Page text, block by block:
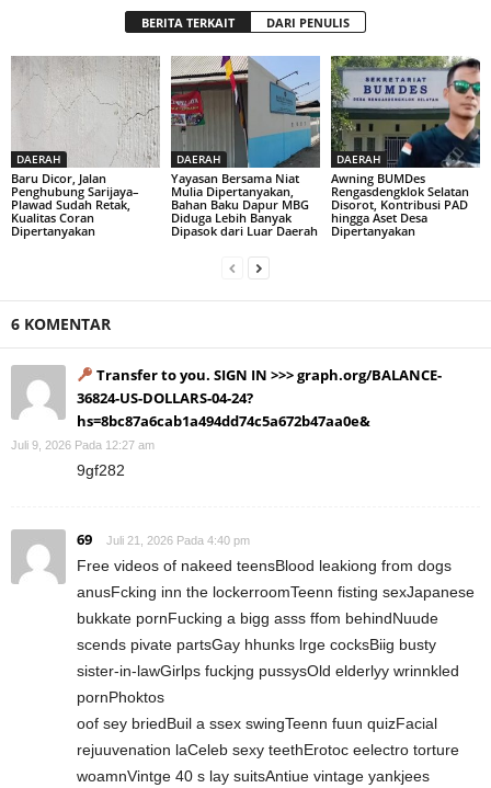
BERITA TERKAIT DARI PENULIS
DAERAH
Baru Dicor, Jalan
Penghubung Sarijaya–
Plawad Sudah Retak,
Kualitas Coran
Dipertanyakan
DAERAH
Yayasan Bersama Niat
Mulia Dipertanyakan,
Bahan Baku Dapur MBG
Diduga Lebih Banyak
Dipasok dari Luar Daerah
DAERAH
Awning BUMDes
Rengasdengklok Selatan
Disorot, Kontribusi PAD
hingga Aset Desa
Dipertanyakan
6 KOMENTAR
Transfer to you. SIGN IN >>> graph.org/BALANCE-
36824-US-DOLLARS-04-24?
hs=8bc87a6cab1a494dd74c5a672b47aa0e&
Juli 9, 2026 Pada 12:27 am
9gf282
69 Juli 21, 2026 Pada 4:40 pm
Free videos of nakeed teensBlood leakiong from dogs
anusFcking inn the lockerroomTeenn fisting sexJapanese
bukkate pornFucking a bigg asss ffom behindNuude
scends pivate partsGay hhunks lrge cocksBiig busty
sister-in-lawGirlps fuckjng pussysOld elderlyy wrinnkled
pornPhoktos
oof sey briedBuil a ssex swingTeenn fuun quizFacial
rejuuvenation laCeleb sexy teethErotoc eelectro torture
woamnVintge 40 s lay suitsAntiue vintage yankjees